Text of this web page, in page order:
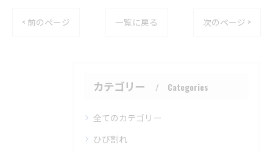
< 前のページ 一覧に戻る 次のページ >
カテゴリー Categories
全てのカテゴリー
ひび割れ